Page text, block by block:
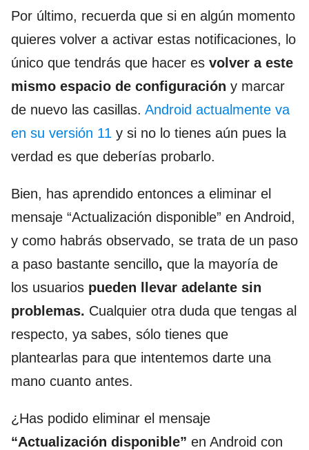
Por último, recuerda que si en algún momento
quieres volver a activar estas notificaciones, lo
único que tendrás que hacer es volver a este
mismo espacio de configuración y marcar
de nuevo las casillas. Android actualmente va
en su versión 11 y si no lo tienes aún pues la
verdad es que deberías probarlo.
Bien, has aprendido entonces a eliminar el
mensaje “Actualización disponible” en Android,
y como habrás observado, se trata de un paso
a paso bastante sencillo, que la mayoría de
los usuarios pueden llevar adelante sin
problemas. Cualquier otra duda que tengas al
respecto, ya sabes, sólo tienes que
plantearlas para que intentemos darte una
mano cuanto antes.
¿Has podido eliminar el mensaje
“Actualización disponible” en Android con